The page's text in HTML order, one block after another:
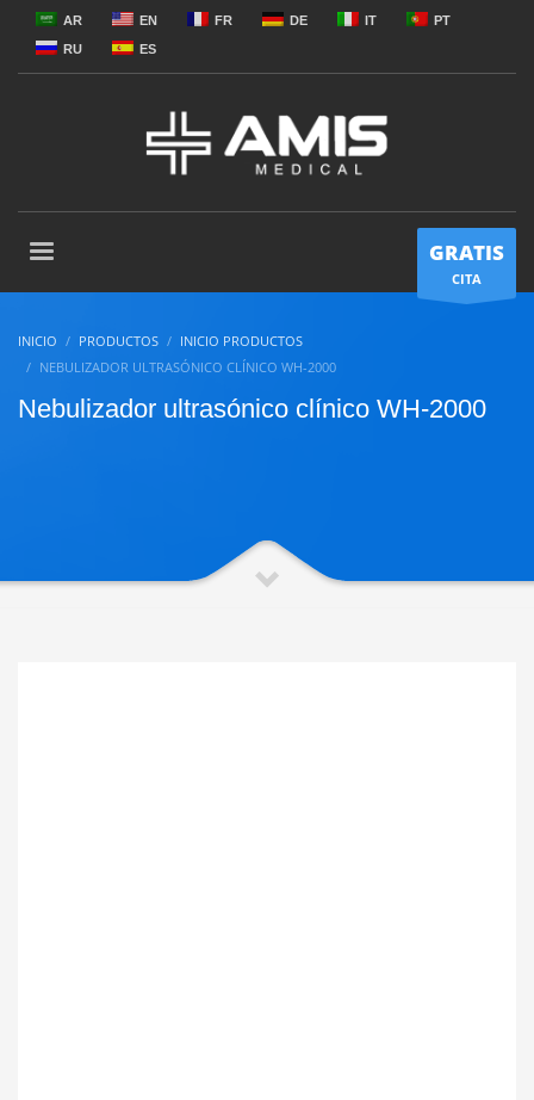
AR EN FR DE IT
PT
RU
ES
GRATIS
CITA
INICIO PRODUCTOS
INICIO PRODUCTOS
NEBULIZADOR ULTRASÓNICO CLÍNICO WH-2000
Nebulizador ultrasónico clínico WH-2000